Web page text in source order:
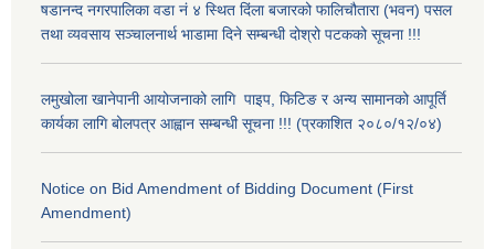
षडानन्द नगरपालिका वडा नं ४ स्थित दिंला बजारको फालिचौतारा (भवन) पसल
तथा व्यवसाय सञ्चालनार्थ भाडामा दिने सम्बन्धी दोश्रो पटकको सूचना !!!
लमुखोला खानेपानी आयोजनाको लागि पाइप, फिटिङ र अन्य सामानको आपूर्ति
कार्यका लागि बोलपत्र आह्वान सम्बन्धी सूचना !!! (प्रकाशित २०८०/१२/०४)
Notice on Bid Amendment of Bidding Document (First
Amendment)